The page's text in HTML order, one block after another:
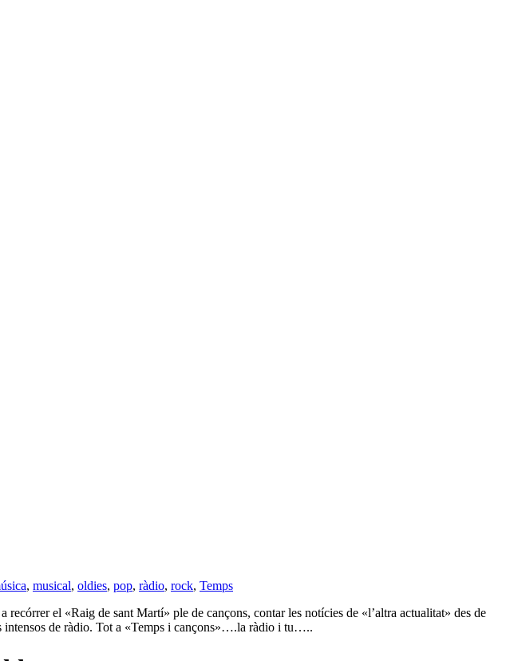
, musical, oldies, pop, ràdio, rock, Temps
el «Raig de sant Martí» ple de cançons, contar les notícies de «l’altra actualitat» des de
intensos de ràdio. Tot a «Temps i cançons»….la ràdio i tu…..